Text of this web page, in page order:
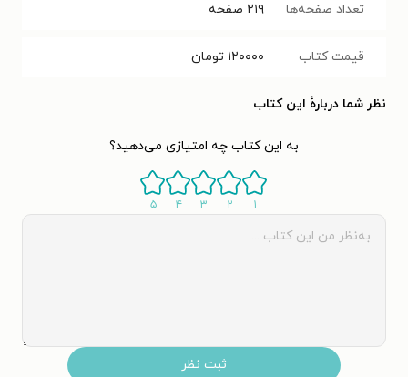
تعداد صفحه‌ها ۲۱۹ صفحه
قیمت کتاب ۱۲۰۰۰۰ تومان
نظر شما دربارهٔ این کتاب
به این کتاب چه امتیازی می‌دهید؟
۱ ۲ ۳ ۴ ۵
ثبت نظر